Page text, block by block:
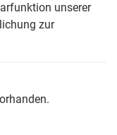
unserer
zur